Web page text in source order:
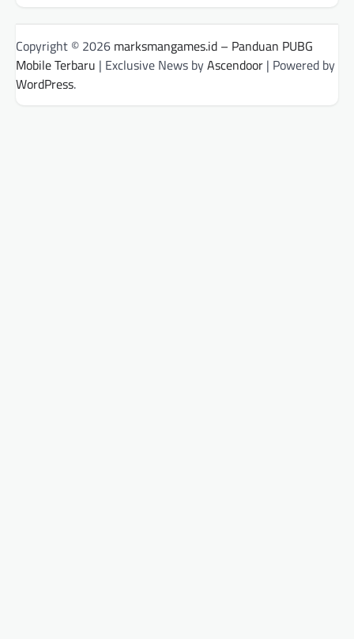
Copyright © 2026 marksmangames.id – Panduan PUBG
Mobile Terbaru | Exclusive News byAscendoor | Powered by
WordPress.